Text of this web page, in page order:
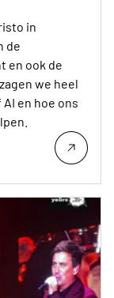
in
de
en ook de
we heel
en hoe ons